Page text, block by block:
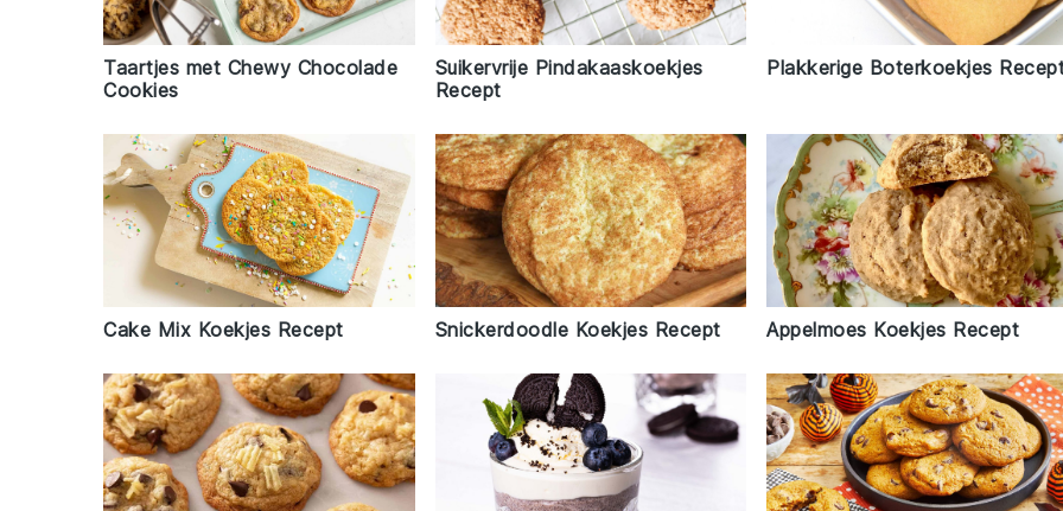
Taartjes met Chewy Chocolade
Cookies
Suikervrije Pindakaaskoekjes
Recept
Plakkerige Boterkoekjes
Cake Mix Koekjes Recept Snickerdoodle Koekjes Recept Appelmoes Koekjes Recept